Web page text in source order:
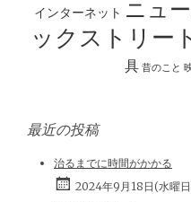
インターネット ニュ
ックストリー
具 昔のこと
最近の投稿
治るまでに時間がかかる
2024年9月18日(水曜